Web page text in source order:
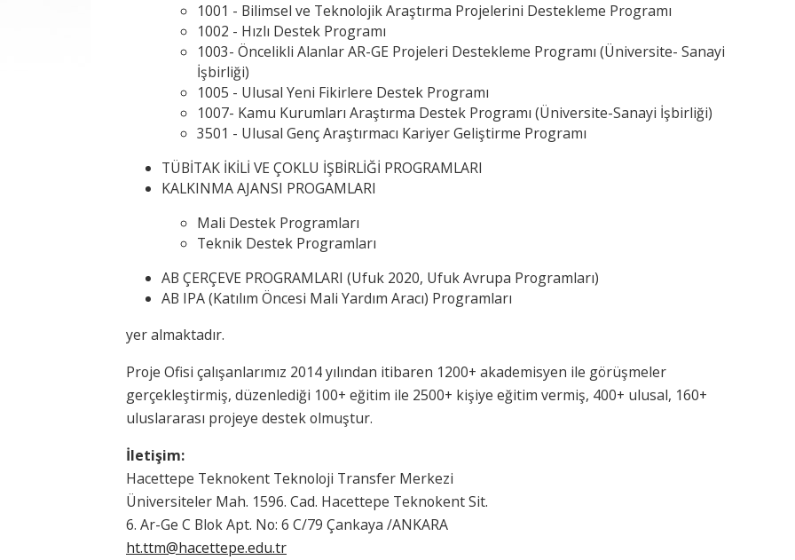
1001 - Bilimsel ve Teknolojik Araştırma Projelerini Destekleme Programı
1002 - Hızlı Destek Programı
1003- Öncelikli Alanlar AR-GE Projeleri Destekleme Programı (Üniversite- Sanayi
İşbirliği)
1005 - Ulusal Yeni Fikirlere Destek Programı
1007- Kamu Kurumları Araştırma Destek Programı (Üniversite-Sanayi İşbirliği)
3501 - Ulusal Genç Araştırmacı Kariyer Geliştirme Programı
TÜBİTAK İKİLİ VE ÇOKLU İŞBİRLİĞİ PROGRAMLARI
KALKINMA AJANSI PROGAMLARI
Mali Destek Programları
Teknik Destek Programları
AB ÇERÇEVE PROGRAMLARI (Ufuk 2020, Ufuk Avrupa Programları)
AB IPA (Katılım Öncesi Mali Yardım Aracı) Programları
yer almaktadır.
Proje Ofisi çalışanlarımız 2014 yılından itibaren 1200+ akademisyen ile görüşmeler
gerçekleştirmiş, düzenlediği 100+ eğitim ile 2500+ kişiye eğitim vermiş, 400+ ulusal, 160+
uluslararası projeye destek olmuştur.
İletişim:
Hacettepe Teknokent Teknoloji Transfer Merkezi
Üniversiteler Mah. 1596. Cad. Hacettepe Teknokent Sit.
6. Ar-Ge C Blok Apt. No: 6 C/79 Çankaya /ANKARA
ht.ttm@hacettepe.edu.tr